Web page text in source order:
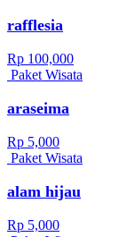
rafflesia
Rp 100,000
Paket Wisata
araseima
Rp 5,000
Paket Wisata
alam hijau
Rp 5,000